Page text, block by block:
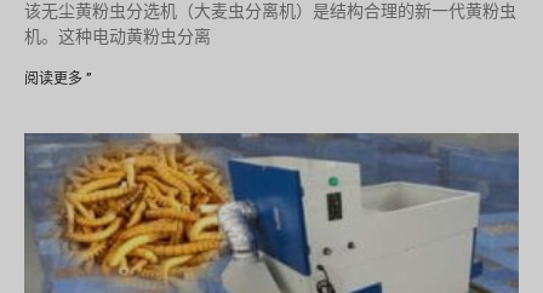
该无尘黄粉虫分选机（大麦虫分离机）是结构合理的新一代黄粉虫
机。这种电动黄粉虫分离
阅读更多 ”